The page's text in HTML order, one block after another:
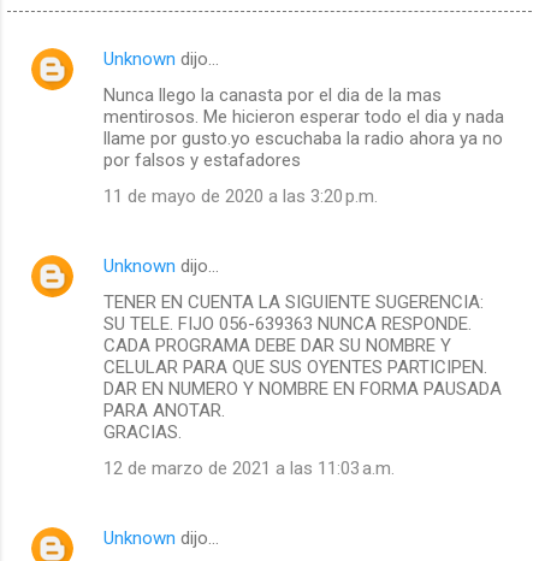
C
a
r
Unknown dijo…
Nunca llego la canasta por el dia de la mas
mentirosos. Me hicieron esperar todo el dia y nada
llame por gusto.yo escuchaba la radio ahora ya no
por falsos y estafadores
11 de mayo de 2020 a las 3:20 p.m.
Unknown dijo…
TENER EN CUENTA LA SIGUIENTE SUGERENCIA:
SU TELE. FIJO 056-639363 NUNCA RESPONDE.
CADA PROGRAMA DEBE DAR SU NOMBRE Y
CELULAR PARA QUE SUS OYENTES PARTICIPEN.
DAR EN NUMERO Y NOMBRE EN FORMA PAUSADA
PARA ANOTAR.
GRACIAS.
12 de marzo de 2021 a las 11:03 a.m.
Unknown dijo…